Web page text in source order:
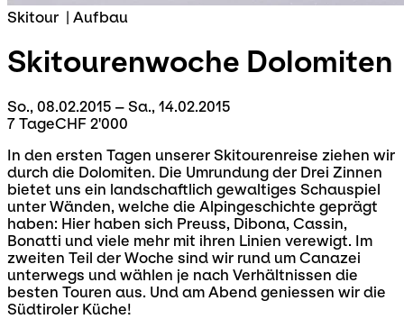
Skitour | Aufbau
Skitourenwoche Dolomiten
So., 08.02.2015 – Sa., 14.02.2015
7 TageCHF 2'000
In den ersten Tagen unserer Skitourenreise ziehen wir
durch die Dolomiten. Die Umrundung der Drei Zinnen
bietet uns ein landschaftlich gewaltiges Schauspiel
unter Wänden, welche die Alpingeschichte geprägt
haben: Hier haben sich Preuss, Dibona, Cassin,
Bonatti und viele mehr mit ihren Linien verewigt. Im
zweiten Teil der Woche sind wir rund um Canazei
unterwegs und wählen je nach Verhältnissen die
besten Touren aus. Und am Abend geniessen wir die
Südtiroler Küche!